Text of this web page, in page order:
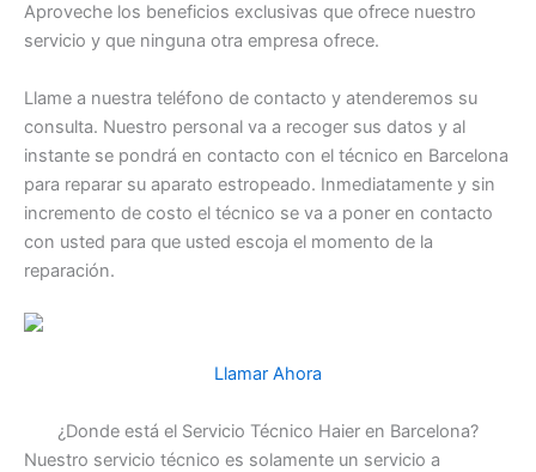
Aproveche los beneficios exclusivas que ofrece nuestro
servicio y que ninguna otra empresa ofrece.
Llame a nuestra teléfono de contacto y atenderemos su
consulta. Nuestro personal va a recoger sus datos y al
instante se pondrá en contacto con el técnico en Barcelona
para reparar su aparato estropeado. Inmediatamente y sin
incremento de costo el técnico se va a poner en contacto
con usted para que usted escoja el momento de la
reparación.
Llamar Ahora
¿Donde está el Servicio Técnico Haier en Barcelona?
Nuestro servicio técnico es solamente un servicio a